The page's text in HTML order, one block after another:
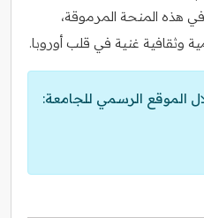
هذه المنحة المرموقة،
وثقافية غنية في قلب أوروبا.
الموقع الرسمي للجامعة: